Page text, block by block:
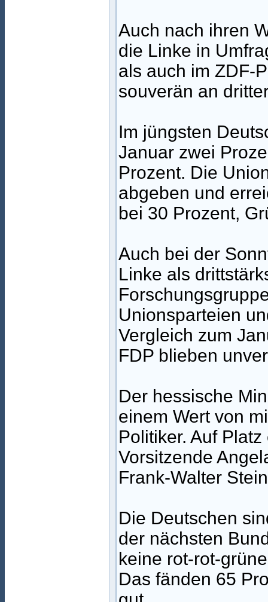
Auch nach ihren
die Linke in
als auch im ZDF-
souverän an
Im jüngsten
Januar zwei
Prozent. Die
abgeben und
bei 30 Prozent,
Auch bei der
Linke als
Unionsparteien
Vergleich zum
FDP blieben
Der hessische
einem Wert von
Politiker. Auf
Vorsitzende
Frank-Walter
Die Deutschen
der nächsten
keine rot-rot-
Das fänden 65